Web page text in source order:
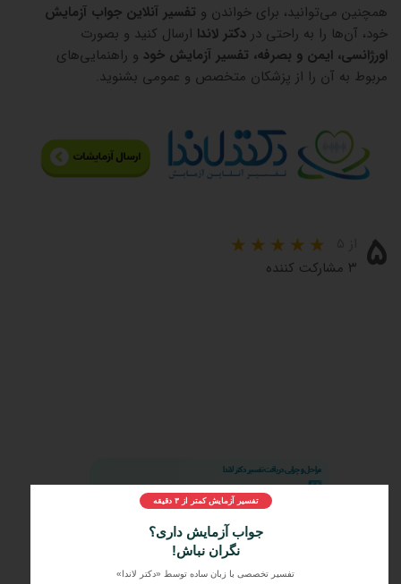
همچنین می‌توانید، برای خواندن و تفسیر آنلاین جواب آزمایش
خود، آن‌ها را به راحتی در دکتر لاندا ارسال کنید و بصورت
اورژانسی، ایمن و بصرفه، تفسیر آزمایش خود و راهنمایی‌های
مربوط به آن را از پزشکان متخصص و عمومی بشنوید.
۵ ۳ مشارکت کننده
مراحل و چرایی دریافت تفسیر دکتر لاندا
1️⃣ ثبت درخواست
ارسال جواب آزمایش
دریافت تفسیر تخصصی
تفسیر آزمایش کمتر از ۳ دقیقه
جواب آزمایش داری؟
نگران نباش!
تفسیر تخصصی با زبان ساده توسط «دکتر لاندا»